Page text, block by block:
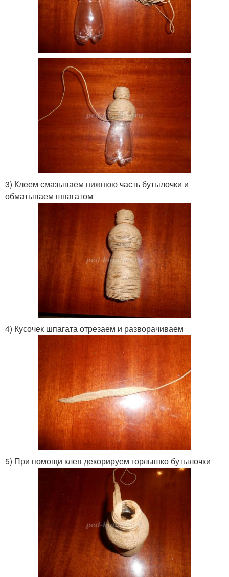
3) Клеем смазываем нижнюю часть бутылочки и
обматываем шпагатом
4) Кусочек шпагата отрезаем и разворачиваем
5) При помощи клея декорируем горлышко бутылочки